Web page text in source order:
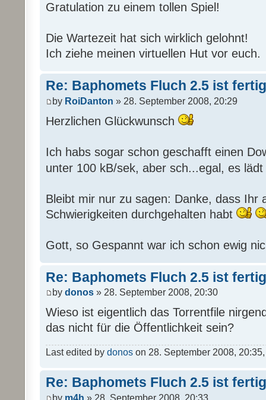
Gratulation zu einem tollen Spiel!
Die Wartezeit hat sich wirklich gelohnt!
Ich ziehe meinen virtuellen Hut vor euch.
Re: Baphomets Fluch 2.5 ist fertig
by RoiDanton » 28. September 2008, 20:29
Herzlichen Glückwunsch
Ich habs sogar schon geschafft einen
unter 100 kB/sek, aber sch...egal, es lädt
Bleibt mir nur zu sagen: Danke, dass Ihr
Schwierigkeiten durchgehalten habt
Gott, so Gespannt war ich schon ewig
Re: Baphomets Fluch 2.5 ist fertig
by donos » 28. September 2008, 20:30
Wieso ist eigentlich das Torrentfile
das nicht für die Öffentlichkeit sein?
Last edited by donos on 28. September 2008,
Re: Baphomets Fluch 2.5 ist fertig
by m4h » 28. September 2008, 20:33